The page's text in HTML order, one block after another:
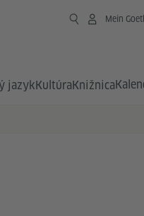
Mein
jazykKultúraKnižnica